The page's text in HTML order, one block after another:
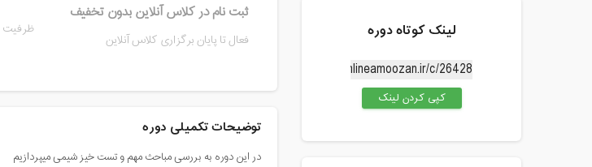
ثبت نام در کلاس آنلاین بدون تخفیف
فعال تا پایان برگزاری کلاس آنلاین
ظرفیت
توضیحات تکمیلی دوره
در این دوره به بررسی مباحث مهم و تست خیز شیمی میپردازیم
لینک کوتاه دوره
کپی کردن لینک